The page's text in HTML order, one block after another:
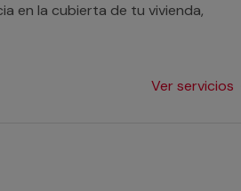
en la cubierta de tu vivienda,
Ver servicios